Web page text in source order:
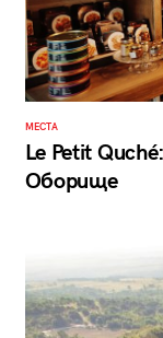
МЕСТА
Le Petit
Оборище